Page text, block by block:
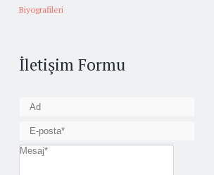
Biyografileri
İletişim Formu